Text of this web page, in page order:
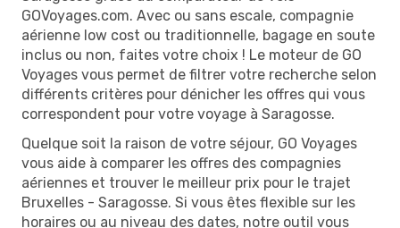
GOVoyages.com. Avec ou sans escale, compagnie
aérienne low cost ou traditionnelle, bagage en soute
inclus ou non, faites votre choix ! Le moteur de GO
Voyages vous permet de filtrer votre recherche selon
différents critères pour dénicher les offres qui vous
correspondent pour votre voyage à Saragosse.
Quelque soit la raison de votre séjour, GO Voyages
vous aide à comparer les offres des compagnies
aériennes et trouver le meilleur prix pour le trajet
Bruxelles - Saragosse. Si vous êtes flexible sur les
horaires ou au niveau des dates, notre outil vous